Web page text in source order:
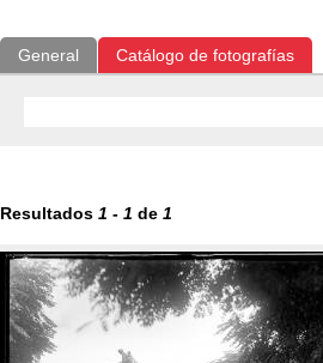
General Catálogo de fotografías
Resultados 1 - 1 de 1